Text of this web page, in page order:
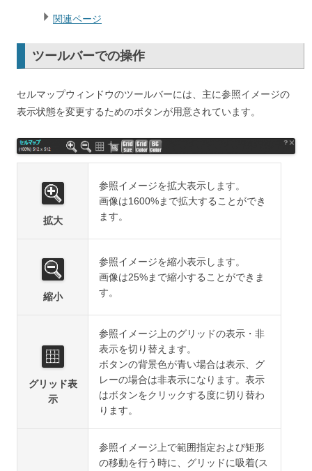
関連ページ
ツールバーでの操作
セルマップウィンドウのツールバーには、主に参照イメージの
表示状態を変更するためのボタンが用意されています。
拡大
参照イメージを拡大表示します。
画像は1600%まで拡大することができ
ます。
縮小
参照イメージを縮小表示します。
画像は25%まで縮小することができま
す。
グリッド表
示
参照イメージ上のグリッドの表示・非
表示を切り替えます。
ボタンの背景色が青い場合は表示、グ
レーの場合は非表示になります。表示
はボタンをクリックする度に切り替わ
ります。
参照イメージ上で範囲指定および矩形
の移動を行う時に、グリッドに吸着(ス